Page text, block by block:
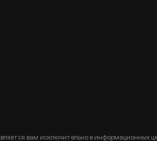
вам исключительно в информационных